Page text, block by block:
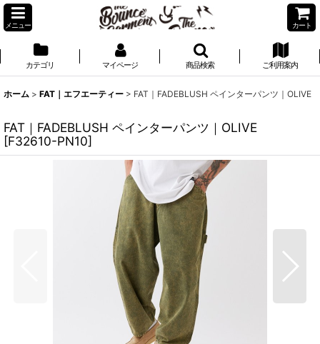
メニュー カート
カテゴリ マイページ 商品検索 ご利用案内
ホーム > FAT｜エフエーティー > FAT｜FADEBLUSH ペインターパンツ｜OLIVE
FAT｜FADEBLUSH ペインターパンツ｜OLIVE
[F32610-PN10]